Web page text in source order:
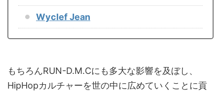
Wyclef Jean
もちろんRUN-D.M.Cにも多大な影響を及ぼし、
HipHopカルチャーを世の中に広めていくことに貢